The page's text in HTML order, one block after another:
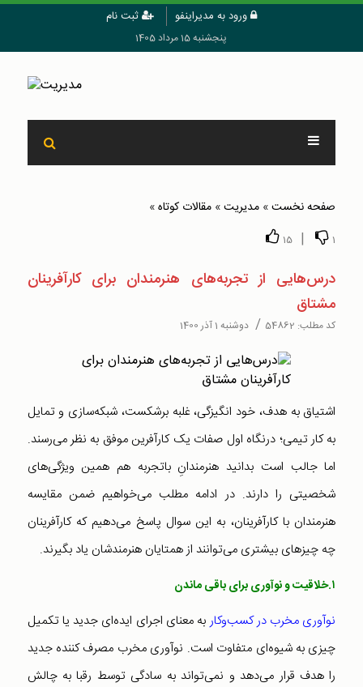
ورود به مدیراینفو ثبت نام
پنجشنبه 15 مرداد 1405
صفحه نخست» مدیریت» مقالات کوتاه»
1
|
15
درس‌هایی از تجربه‌های هنرمندان برای کارآفرینان
مشتاق
کد مطلب: 54862
/ دوشنبه 1 آذر 1400
اشتیاق به هدف، خود انگیزگی، غلبه برشکست، شبکه‌سازی و تمایل
به کار تیمی؛ درنگاه اول صفات یک کارآفرین موفق به نظر می‌رسند.
اما جالب است بدانید هنرمندانِ باتجربه هم همین ویژگی‌های
شخصیتی را دارند. در ادامه مطلب می‌خواهیم ضمن مقایسه
هنرمندان با کارآفرینان، به این سوال پاسخ می‌دهیم که کارآفرینان
چه چیزهای بیشتری می‌توانند از همتایان هنرمندشان یاد بگیرند.
۱.خلاقیت و نوآوری برای باقی ماندن
نوآوری مخرب در کسب‌وکاربه معنای اجرای ایده‌ای جدید یا تکمیل
چیزی به شیوه‌ای متفاوت است. نوآوری مخرب مصرف کننده جدید
را هدف قرار می‌دهد و نمی‌تواند به سادگی توسط رقبا به چالش